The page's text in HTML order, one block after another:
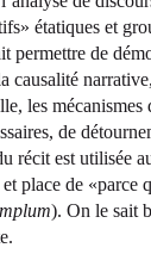
étatiques et
permettre de
causalité
les mécanismes
de
récit est utilisée
place de «parce
). On le sait